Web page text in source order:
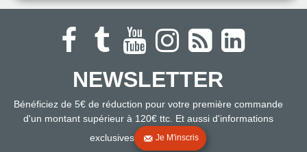
NEWSLETTER
Bénéficiez de 5€ de réduction pour votre première commande
d'un montant supérieur à 120€ ttc. Et aussi d'informations
exclusives
Je M'inscris